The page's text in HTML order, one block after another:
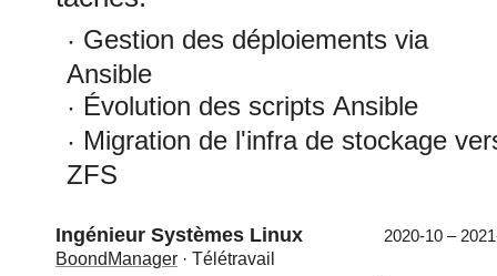
Gestion des déploiements via
Ansible
Évolution des scripts Ansible
Migration de l'infra de stockage
ZFS
Ingénieur Systèmes Linux
BoondManager · Télétravail
2020-10 –